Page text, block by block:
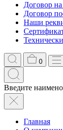
Договор
Договор
Наши
0
Введите
Главная